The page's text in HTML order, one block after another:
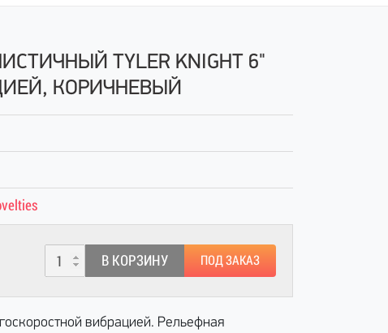
TYLER KNIGHT 6"
КОРИЧНЕВЫЙ
В КОРЗИНУ ПОД ЗАКАЗ
вибрацией. Рельефная